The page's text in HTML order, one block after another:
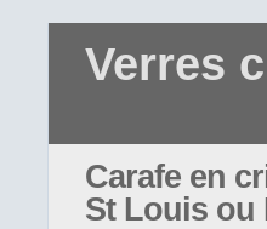
Verres
Carafe en
St Louis ou